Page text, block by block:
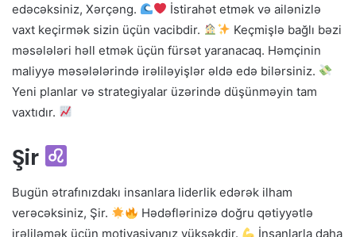
edəcəksiniz, Xərçəng.
İstirahət etmək və ailənizlə
vaxt keçirmək sizin üçün vacibdir.
Keçmişlə bağlı bəzi
məsələləri həll etmək üçün fürsət yaranacaq. Həmçinin
maliyyə məsələlərində irəliləyişlər əldə edə bilərsiniz.
Yeni planlar və strategiyalar üzərində düşünməyin tam
vaxtıdır.
Şir
Bugün ətrafınızdakı insanlara liderlik edərək ilham
verəcəksiniz, Şir.
Hədəflərinizə doğru qətiyyətlə
irəliləmək üçün motivasiyanız yüksəkdir.
İnsanlarla daha